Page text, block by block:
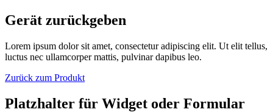
Gerät zurückgeben
Lorem ipsum dolor sit amet, consectetur adipiscing elit. Ut elit tellus,
luctus nec ullamcorper mattis, pulvinar dapibus leo.
Zurück zum Produkt
Platzhalter für Widget oder Formular